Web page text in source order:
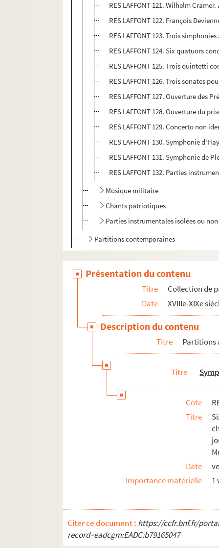
RES LAFFONT 121. Wilhelm Cramer.
RES LAFFONT 122. François
RES LAFFONT 123. Trois
RES LAFFONT 124. Six quatuors
RES LAFFONT 125. Trois quintetti
RES LAFFONT 126. Trois sonates
RES LAFFONT 127. Ouverture des
RES LAFFONT 128. Ouverture du
RES LAFFONT 129. Concerto non
RES LAFFONT 130. Symphonie
RES LAFFONT 131. Symphonie de
RES LAFFONT 132. Parties
Musique militaire
Chants patriotiques
Parties instrumentales isolées ou
Partitions contemporaines
Compositions Noël Laffont
Présentation du contenu
Titre
Collection de
Date
XVIIIe-XIXe
Description du contenu
Titre Partitions
Titre
Cote
Titre
Date
Importance matérielle
1
Citer ce document : https://ccfr.bnf.fr/
record=eadcgm:EADC:b79165047